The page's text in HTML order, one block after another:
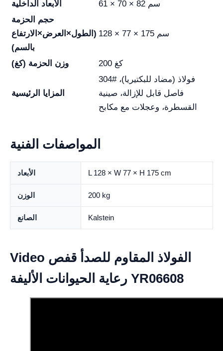
الأبعاد الداخلية
61 × 70 × 82 سم
حجم الحزمة
(الطول×العرض×الارتفاع
بالسم)
128 × 77 × 175 سم
وزن الحزمة (كغ) 200 كغ
المزايا الرئيسية
304# فولاذ (مضاد للبكتيريا)،
فاصل قابل للإزالة، صينية
القسطرة، وعجلات مع مكابح
المواصفات الفنية
الأبعاد L 128 × W 77 × H 175 cm
الوزن 200 kg
الصانع Kalstein
Video الفولاذ المقاوم للصدأ قفص
رعاية الحيوانات الأليفة YR06608